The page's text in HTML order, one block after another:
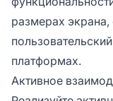
размерах
платформах.
Активное